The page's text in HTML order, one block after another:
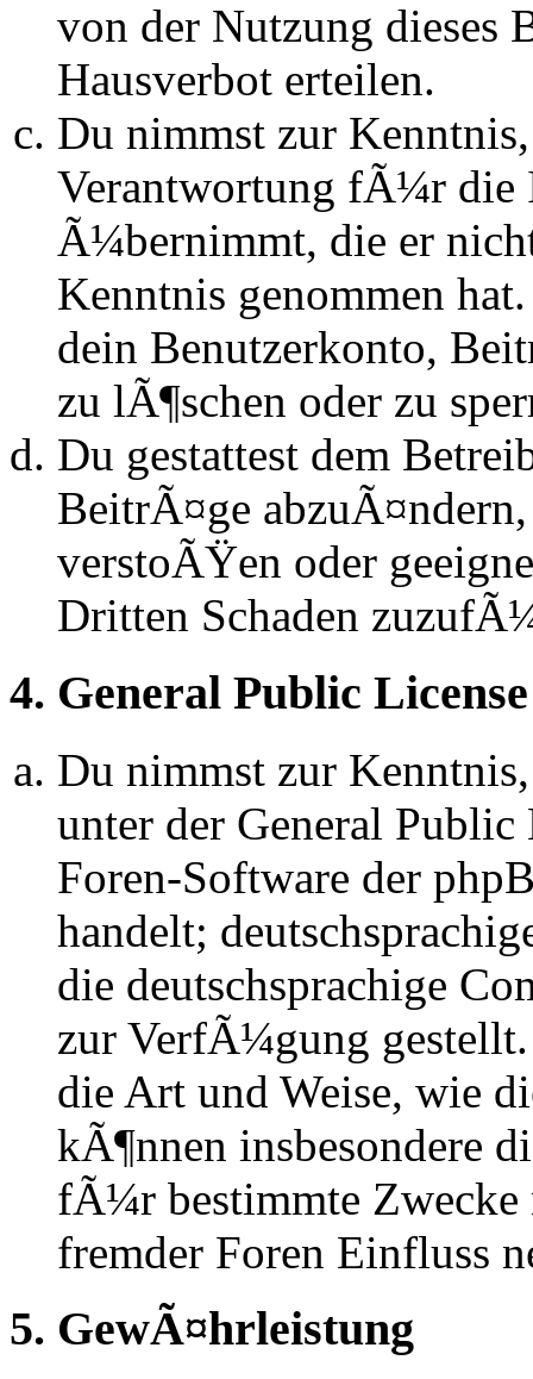
von der Nutzung dieses
Hausverbot erteilen.
Du nimmst zur
Verantwortung fÃ¼r die
Ã¼bernimmt, die er
Kenntnis genommen
dein Benutzerkonto,
zu lÃ¶schen oder zu
Du gestattest dem
BeitrÃ¤ge
verstoÃŸen oder
Dritten Schaden
4. General Public License
Du nimmst zur
unter der General
Foren-Software der
handelt;
die deutschsprachige
zur VerfÃ¼gung
die Art und Weise, wie
kÃ¶nnen insbesondere
fÃ¼r bestimmte Zwecke
fremder Foren Einfluss
5. GewÃ¤hrleistung